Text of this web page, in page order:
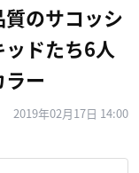
質のサコッシ
ッドたち6人
ラー
2019年02月17日 14:00